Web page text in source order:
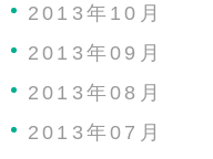
2013年10月
2013年09月
2013年08月
2013年07月